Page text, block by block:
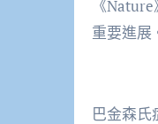
《
重要進展
巴金森